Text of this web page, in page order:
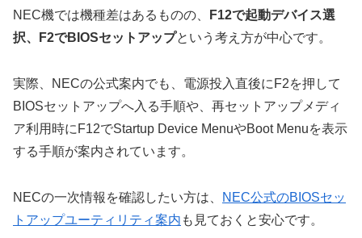
NEC機では機種差はあるものの、
F12で起動デバイス選
択、F2でBIOSセットアップという考え方が中心です。
実際、NECの公式案内でも、電源投入直後にF2を押して
BIOSセットアップへ入る手順や、再セットアップメディ
ア利用時にF12でStartup Device MenuやBoot Menuを表示
する手順が案内されています。
NECの一次情報を確認したい方は、
NEC公式のBIOSセッ
トアップユーティリティ案内 も見ておくと安心です。